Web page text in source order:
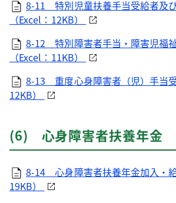
8-11 特別児童扶養手当受給者及
（Excel：12KB）
8-12 特別障害者手当・障害児福
（Excel：11KB）
8-13 重度心身障害者（児）手当
12KB）
(6) 心身障害者扶養年金
8-14 心身障害者扶養年金加入・
19KB）